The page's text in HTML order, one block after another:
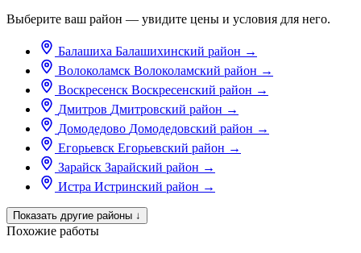
Выберите ваш район — увидите цены и условия для него.
Балашиха Балашихинский район →
Волоколамск Волоколамский район →
Воскресенск Воскресенский район →
Дмитров Дмитровский район →
Домодедово Домодедовский район →
Егорьевск Егорьевский район →
Зарайск Зарайский район →
Истра Истринский район →
Показать другие районы ↓
Похожие работы